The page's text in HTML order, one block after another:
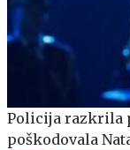
Policija razkrila
poškodovala